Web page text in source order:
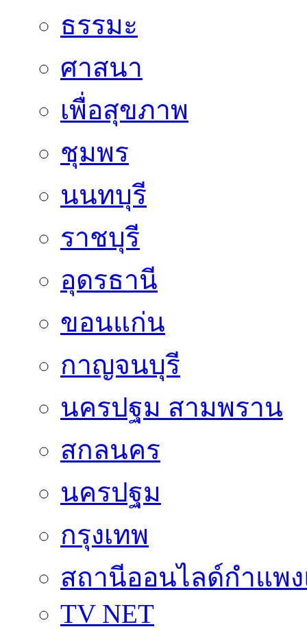
ธรรมะ
ศาสนา
เพื่อสุขภาพ
ชุมพร
นนทบุรี
ราชบุรี
อุดรธานี
ขอนแก่น
กาญจนบุรี
นครปฐม สามพราน
สกลนคร
นครปฐม
กรุงเทพ
สถานีออนไลด์กำแพ
TV NET